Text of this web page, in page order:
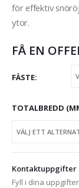
för effektiv
ytor.
FÅ EN
FÄSTE
TOTALBREDD
Kontaktuppgifter
Fyll i dina